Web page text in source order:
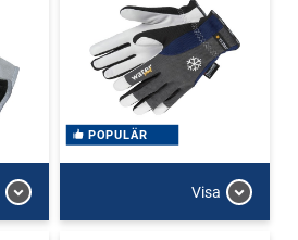
POPULÄR
Visa